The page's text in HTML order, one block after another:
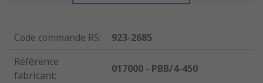
Code commande RS:
923-2685
Référence
fabricant:
017000 - PBB/4-450